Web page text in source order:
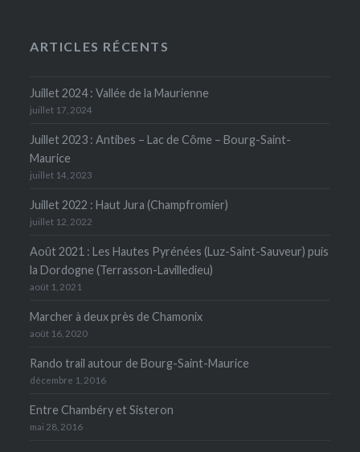
ARTICLES RÉCENTS
Juillet 2024 : Vallée de la Maurienne
juillet 17, 2024
Juillet 2023 : Antibes – Lac de Côme – Bourg-Saint-
Maurice
juillet 14, 2023
Juillet 2022 : Haut Jura (Champfromier)
juillet 12, 2022
Août 2021 : Les Hautes Pyrénées (Luz-Saint-Sauveur) puis
la Dordogne (Terrasson-Lavilledieu)
août 1, 2021
Marcher à deux près de Chamonix
août 16, 2020
Rando trail autour de Bourg-Saint-Maurice
décembre 1, 2016
Entre Chambéry et Sisteron
mai 28, 2016